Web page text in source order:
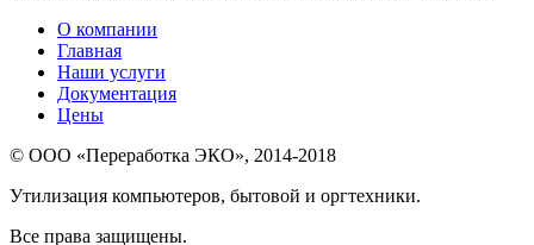
О компании
Главная
Наши услуги
Документация
Цены
© ООО «Переработка ЭКО», 2014-2018
Утилизация компьютеров, бытовой и оргтехники.
Все права защищены.